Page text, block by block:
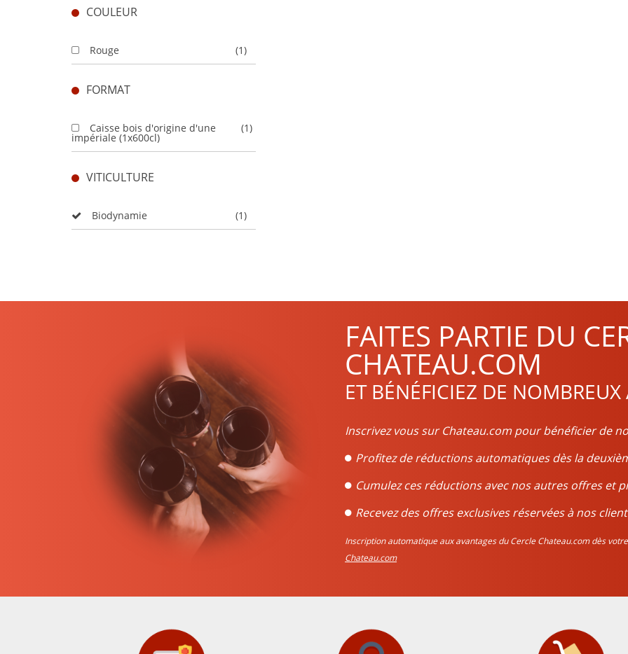
COULEUR
Rouge (1)
FORMAT
Caisse bois d'origine d'une
impériale (1x600cl)
(1)
VITICULTURE
Biodynamie (1)
FAITES PARTIE DU
CHATEAU.COM
ET BÉNÉFICIEZ DE
Inscrivez vous sur Chateau.com pour bénéficier de
Profitez de réductions automatiques dès la
Cumulez ces réductions avec nos autres offres et
Recevez des offres exclusives réservées à nos
Inscription automatique aux avantages du Cercle Chateau.com dès
Chateau.com